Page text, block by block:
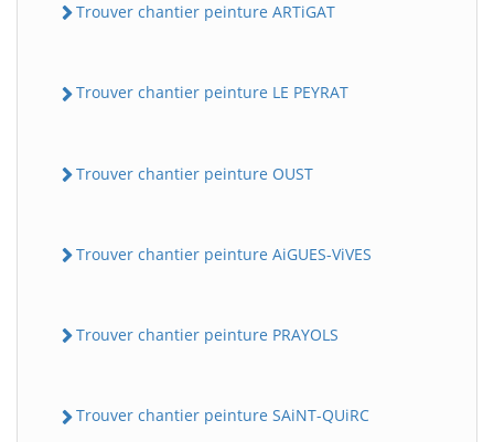
Trouver chantier peinture ARTiGAT
Trouver chantier peinture LE PEYRAT
Trouver chantier peinture OUST
Trouver chantier peinture AiGUES-ViVES
Trouver chantier peinture PRAYOLS
Trouver chantier peinture SAiNT-QUiRC